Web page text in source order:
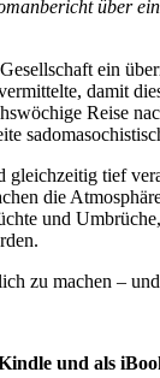
über
ein
damit
Reise
tief
die
und
zu machen –
und als